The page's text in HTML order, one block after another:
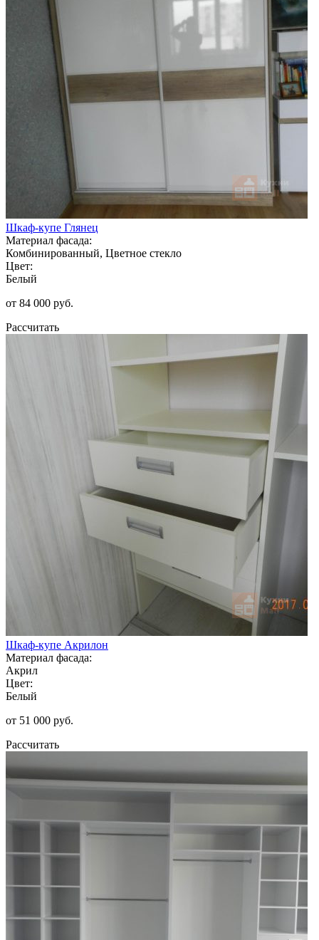
Шкаф-купе Глянец
Материал фасада:
Комбинированный, Цветное стекло
Цвет:
Белый
от 84 000 руб.
Рассчитать
Шкаф-купе Акрилон
Материал фасада:
Акрил
Цвет:
Белый
от 51 000 руб.
Рассчитать